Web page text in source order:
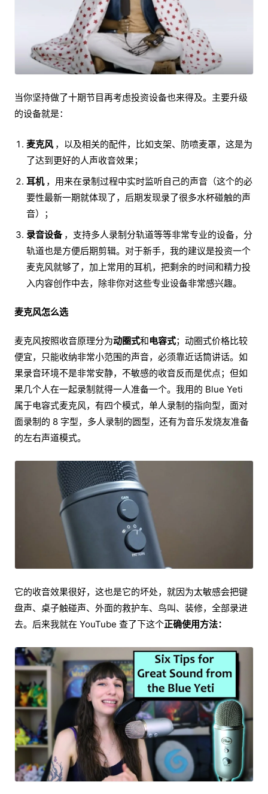
当你坚持做了十期节目再考虑投资设备也来得及。主要升级
的设备就是：
麦克风 ，以及相关的配件，比如支架、防喷麦罩，这是为
了达到更好的人声收音效果；
耳机 ，用来在录制过程中实时监听自己的声音（这个的必
要性最新一期就体现了，后期发现录了很多水杯碰触的声
音）；
录音设备 ，支持多人录制分轨道等等非常专业的设备，分
轨道也是方便后期剪辑。对于新手，我的建议是投资一个
麦克风就够了，加上常用的耳机，把剩余的时间和精力投
入内容创作中去，除非你对这些专业设备非常感兴趣。
麦克风怎么选
麦克风按照收音原理分为动圈式和电容式；动圈式价格比较
便宜，只能收纳非常小范围的声音，必须靠近话筒讲话。如
果录音环境不是非常安静，不敏感的收音反而是优点；但如
果几个人在一起录制就得一人准备一个。我用的 Blue Yeti
属于电容式麦克风，有四个模式，单人录制的指向型，面对
面录制的 8 字型，多人录制的圆型，还有为音乐发烧友准备
的左右声道模式。
它的收音效果很好，这也是它的坏处，就因为太敏感会把键
盘声、桌子触碰声、外面的救护车、鸟叫、装修，全部录进
去。后来我就在 YouTube 查了下这个正确使用方法：